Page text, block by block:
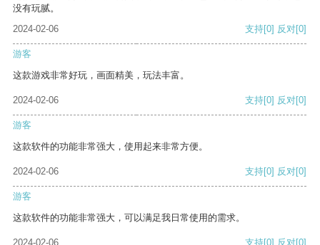
没有玩腻。
2024-02-06
支持[0] 反对[0]
游客
这款游戏非常好玩，画面精美，玩法丰富。
2024-02-06 支持[0] 反对[0]
游客
这款软件的功能非常强大，使用起来非常方便。
2024-02-06 支持[0] 反对[0]
游客
这款软件的功能非常强大，可以满足我日常使用的需求。
2024-02-06 支持[0] 反对[0]